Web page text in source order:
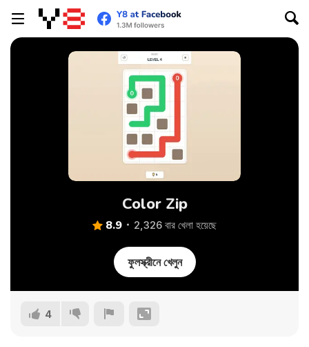
Color Zip
8.9 2,326 বার খেলা হয়েছে
ফুলস্ক্রীনে খেলুন
4